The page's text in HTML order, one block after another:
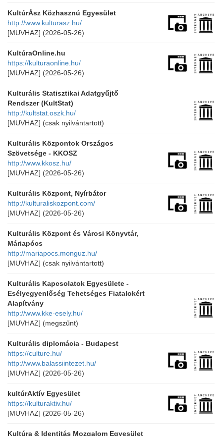
KultúrÁsz Közhasznú Egyesület
http://www.kulturasz.hu/
[MUVHAZ] (2026-05-26)
KultúraOnline.hu
https://kulturaonline.hu/
[MUVHAZ] (2026-05-26)
Kulturális Statisztikai Adatgyűjtő
Rendszer (KultStat)
http://kultstat.oszk.hu/
[MUVHAZ] (csak nyilvántartott)
Kulturális Központok Országos
Szövetsége - KKOSZ
http://www.kkosz.hu/
[MUVHAZ] (2026-05-26)
Kulturális Központ, Nyírbátor
http://kulturaliskozpont.com/
[MUVHAZ] (2026-05-26)
Kulturális Központ és Városi Könyvtár,
Máriapócs
http://mariapocs.monguz.hu/
[MUVHAZ] (csak nyilvántartott)
Kulturális Kapcsolatok Egyesülete -
Esélyegyenlőség Tehetséges Fiatalokért
Alapítvány
http://www.kke-esely.hu/
[MUVHAZ] (megszűnt)
Kulturális diplomácia - Budapest
https://culture.hu/
http://www.balassiintezet.hu/
[MUVHAZ] (2026-05-26)
kultúrAktív Egyesület
https://kulturaktiv.hu/
[MUVHAZ] (2026-05-26)
Kultúra & Identitás Mozgalom Egyesület